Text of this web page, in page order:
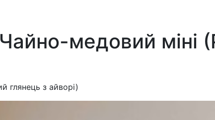
медовий міні
глянець з айворі)